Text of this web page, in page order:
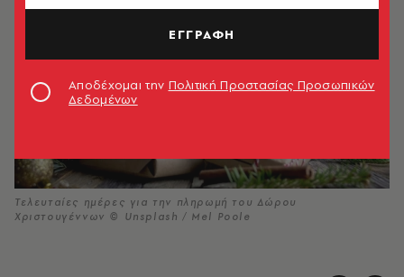
Τελευταίες ημέρες για την πληρωμή του Δώρου
Χριστουγέννων © Unsplash / Mel Poole
ΕΓΓΡΑΦΗ
Αποδέχομαι την Πολιτική Προστασίας Προσωπικών
Δεδομένων